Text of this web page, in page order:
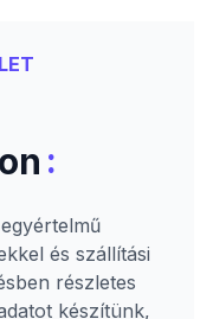
:
és szállítási
részletes
készítünk,